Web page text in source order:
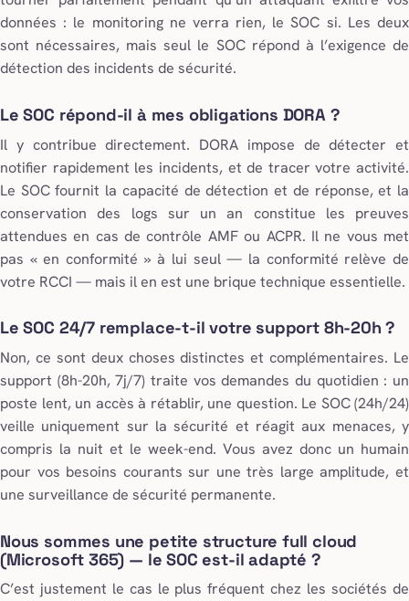
données : le monitoring ne verra rien, le SOC si. Les deux
sont nécessaires, mais seul le SOC répond à l’exigence de
détection des incidents de sécurité.
Le SOC répond-il à mes obligations DORA ?
Il y contribue directement. DORA impose de détecter et
notifier rapidement les incidents, et de tracer votre activité.
Le SOC fournit la capacité de détection et de réponse, et la
conservation des logs sur un an constitue les preuves
attendues en cas de contrôle AMF ou ACPR. Il ne vous met
pas « en conformité » à lui seul — la conformité relève de
votre RCCI — mais il en est une brique technique essentielle.
Le SOC 24/7 remplace-t-il votre support 8h-20h ?
Non, ce sont deux choses distinctes et complémentaires. Le
support (8h-20h, 7j/7) traite vos demandes du quotidien : un
poste lent, un accès à rétablir, une question. Le SOC (24h/24)
veille uniquement sur la sécurité et réagit aux menaces, y
compris la nuit et le week-end. Vous avez donc un humain
pour vos besoins courants sur une très large amplitude, et
une surveillance de sécurité permanente.
Nous sommes une petite structure full cloud
(Microsoft 365) — le SOC est-il adapté ?
C’est justement le cas le plus fréquent chez les sociétés de